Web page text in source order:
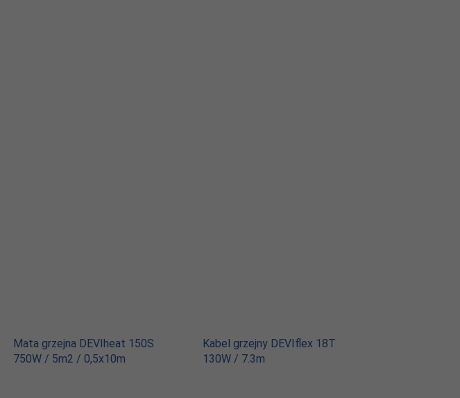
Mata grzejna DEVIheat 150S
750W / 5m2 / 0,5x10m
Kabel grzejny DEVIflex 18T
130W / 7.3m